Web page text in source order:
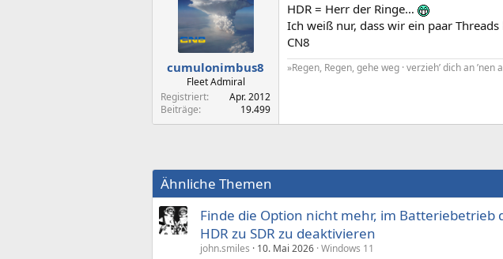
cumulonimbus8
Fleet Admiral
Registriert
Apr. 2012
Beiträge
19.499
HDR = Herr der Ringe…
Ich weiß nur, dass wir ein paar
CN8
»Regen, Regen, gehe weg · verzieh’ dich an
Ähnliche Themen
Finde die Option nicht mehr, im Batteriebetrieb
HDR zu SDR zu deaktivieren
john.smiles 10. Mai 2026 Windows 11